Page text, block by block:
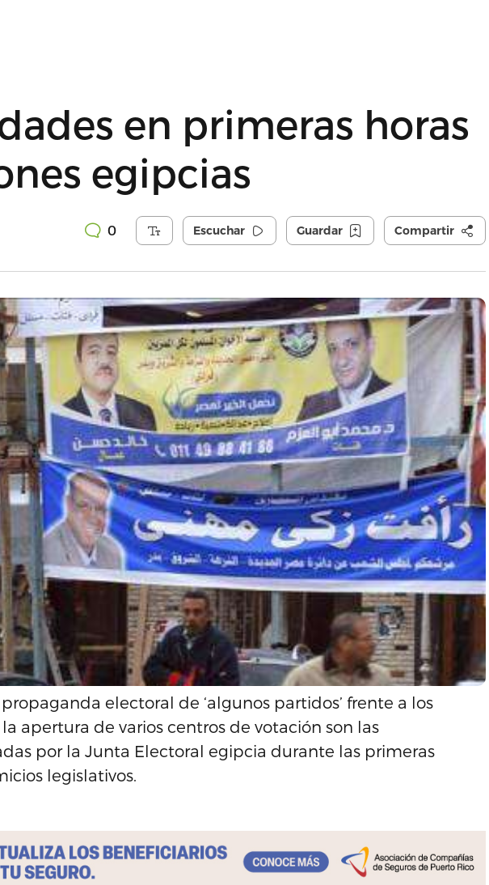
en primeras horas
egipcias
0 Escuchar Guardar Compartir
electoral de ‘algunos partidos’ frente a los
apertura de varios centros de votación son las
por la Junta Electoral egipcia durante las primeras
legislativos.